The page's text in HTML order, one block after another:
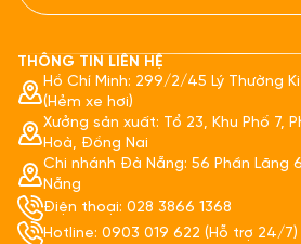
THÔNG TIN LIÊN HỆ
Hồ Chí Minh: 299/2/45 Lý Thường
(Hẻm xe hơi)
Xưởng sản xuất: Tổ 23, Khu Phố 7,
Hoà, Đồng Nai
Chi nhánh Đà Nẵng: 56 Phần Lăng
Nẵng
Điện thoại: 028 3866 1368
Hotline: 0903 019 622 (Hỗ trợ 24/7)